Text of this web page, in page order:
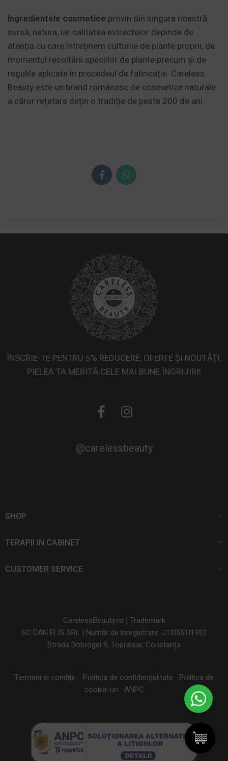
Ingredientele cosmetice provin din singura noastră
sursă, natura, iar calitatea extractelor depinde de
atenția cu care întreținem culturile de plante proprii, de
momentul recoltării speciilor de plante precum și de
regulile aplicate în procedeul de fabricație. Careless
Beauty este un brand românesc de cosmetice naturale
a căror rețetare dețin o tradiție de peste 200 de ani.
ÎNSCRIE-TE PENTRU 5% REDUCERE, OFERTE ȘI NOUTĂȚI.
PIELEA TA MERITĂ CELE MAI BUNE ÎNGRIJIRI!
@carelessbeauty
SHOP
TERAPII IN CABINET
CUSTOMER SERVICE
CarelessBeauty.ro | Trademark
SC DAN ELIS SRL | Număr de înregistrare: J13I551I1992
Strada Dobrogei 9, Topraisar, Constanța
Termeni și condiții Politica de confidențialitate
Politica de
cookie-uri
ANPC